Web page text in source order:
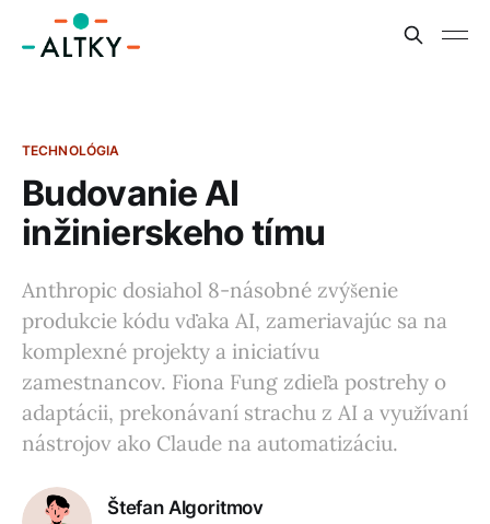
TECHNOLÓGIA
Budovanie AI
inžinierskeho tímu
Anthropic dosiahol 8-násobné zvýšenie
produkcie kódu vďaka AI, zameriavajúc sa na
komplexné projekty a iniciatívu
zamestnancov. Fiona Fung zdieľa postrehy o
adaptácii, prekonávaní strachu z AI a využívaní
nástrojov ako Claude na automatizáciu.
Štefan Algoritmov